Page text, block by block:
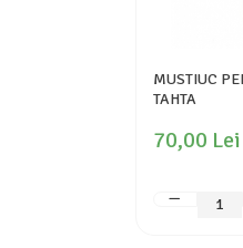
MUSTIUC
TAHTA
70,00 Lei